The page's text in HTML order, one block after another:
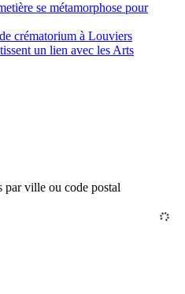
se métamorphose pour
crématorium à Louviers
un lien avec les Arts
par ville ou code postal